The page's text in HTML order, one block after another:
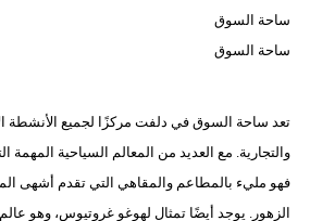
ساحة السوق
ساحة السوق
تعد ساحة السوق في دلفت مركزًا لجميع الأنشطة
والتجارية. مع العديد من المعالم السياحية المهمة
فهو مليء بالمطاعم والمقاهي التي تقدم أشهى
الزهور. يوجد أيضًا تمثال لهوغو غروتيوس، وهو